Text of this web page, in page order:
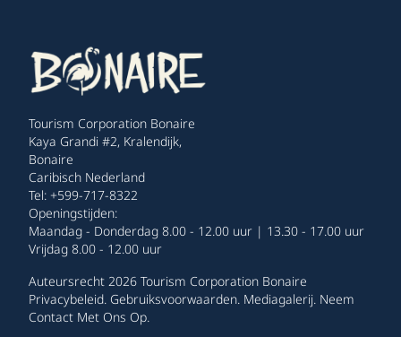
Tourism Corporation Bonaire
Kaya Grandi #2, Kralendijk,
Bonaire
Caribisch Nederland
Tel: +599-717-8322
Openingstijden:
Maandag - Donderdag 8.00 - 12.00 uur | 13.30 - 17.00 uur
Vrijdag 8.00 - 12.00 uur
Auteursrecht 2026 Tourism Corporation Bonaire
Privacybeleid. Gebruiksvoorwaarden. Mediagalerij. Neem
Contact Met Ons Op.